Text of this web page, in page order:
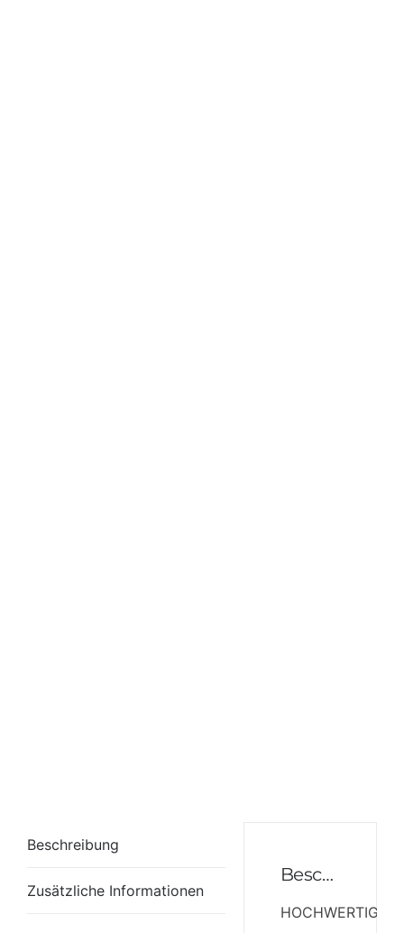
Beschreibung
Zusätzliche Informationen
Beschreibung
HOCHWERTIGES